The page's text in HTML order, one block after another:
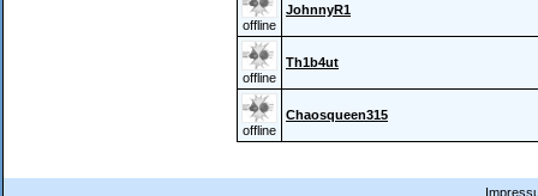
offline
JohnnyR1
offline
Th1b4ut
offline
Chaosqueen315